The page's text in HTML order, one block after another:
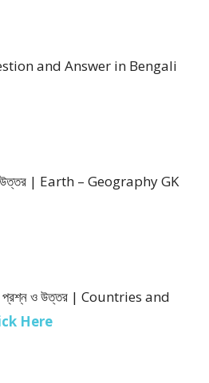
and Answer in Bengali
ও উত্তর | Earth – Geography GK
প্রশ্ন ও উত্তর | Countries and
Here